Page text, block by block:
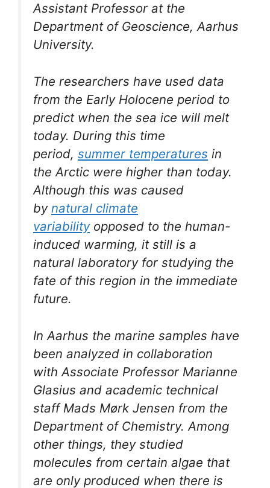
Assistant Professor at the
Department of Geoscience, Aarhus
University.
The researchers have used data
from the Early Holocene period to
predict when the sea ice will melt
today. During this time
period, summer temperatures in
the Arctic were higher than today.
Although this was caused
by natural climate
variabilityopposed to the human-
induced warming, it still is a
natural laboratory for studying the
fate of this region in the immediate
future.
In Aarhus the marine samples have
been analyzed in collaboration
with Associate Professor Marianne
Glasius and academic technical
staff Mads Mørk Jensen from the
Department of Chemistry. Among
other things, they studied
molecules from certain algae that
are only produced when there is